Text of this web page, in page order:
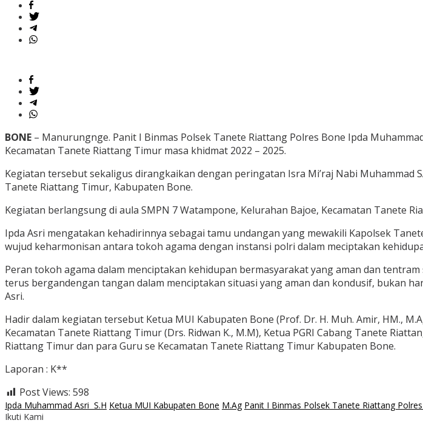
BONE – Manurungnge. Panit I Binmas Polsek Tanete Riattang Polres Bone Ipda
Kecamatan Tanete Riattang Timur masa khidmat 2022 – 2025.
Kegiatan tersebut sekaligus dirangkaikan dengan peringatan Isra Mi’raj Nabi Muhammad
Tanete Riattang Timur, Kabupaten Bone.
Kegiatan berlangsung di aula SMPN 7 Watampone, Kelurahan Bajoe, Kecamatan Tanete
Ipda Asri mengatakan kehadirinnya sebagai tamu undangan yang mewakili Kapolsek
wujud keharmonisan antara tokoh agama dengan instansi polri dalam meciptakan
Peran tokoh agama dalam menciptakan kehidupan bermasyarakat yang aman dan
terus bergandengan tangan dalam menciptakan situasi yang aman dan kondusif, bukan
Asri.
Hadir dalam kegiatan tersebut Ketua MUI Kabupaten Bone (Prof. Dr. H. Muh. Amir, HM.,
Kecamatan Tanete Riattang Timur (Drs. Ridwan K., M.M), Ketua PGRI Cabang Tanete
Riattang Timur dan para Guru se Kecamatan Tanete Riattang Timur Kabupaten Bone.
Laporan : K**
Post Views: 598
Ipda Muhammad Asri S.H Ketua MUI Kabupaten Bone M.Ag Panit I Binmas Polsek Tanete Riattang
Ikuti Kami